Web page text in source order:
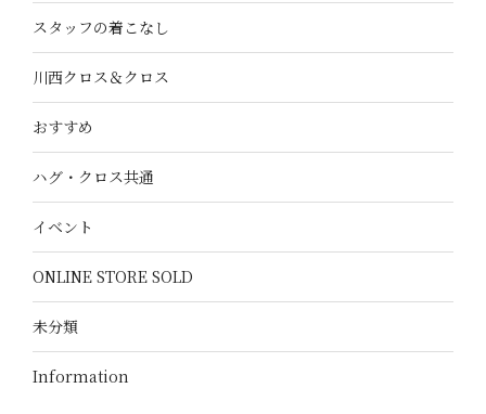
スタッフの着こなし
川西クロス＆クロス
おすすめ
ハグ・クロス共通
イベント
ONLINE STORE SOLD
未分類
Information